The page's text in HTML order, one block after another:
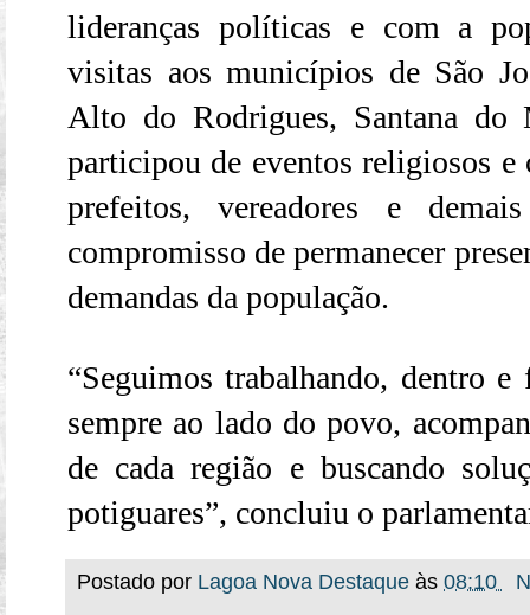
lideranças políticas e com a
visitas aos municípios de São
Alto do Rodrigues, Santana do
participou de eventos religiosos
prefeitos, vereadores e
compromisso de permanecer
demandas da população.
“Seguimos trabalhando, dentro
sempre ao lado do povo,
de cada região e buscando
potiguares”, concluiu o
Postado por Lagoa Nova Destaque às 08:10